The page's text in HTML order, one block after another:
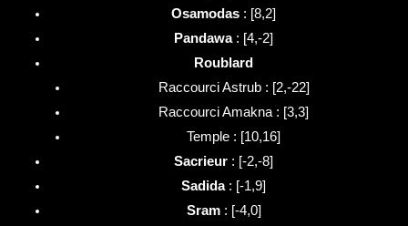
Osamodas : [8,2]
Pandawa: [4,-2]
Roublard
Raccourci Astrub : [2,-22]
Raccourci Amakna : [3,3]
Temple : [10,16]
Sacrieur : [-2,-8]
Sadida: [-1,9]
Sram: [-4,0]